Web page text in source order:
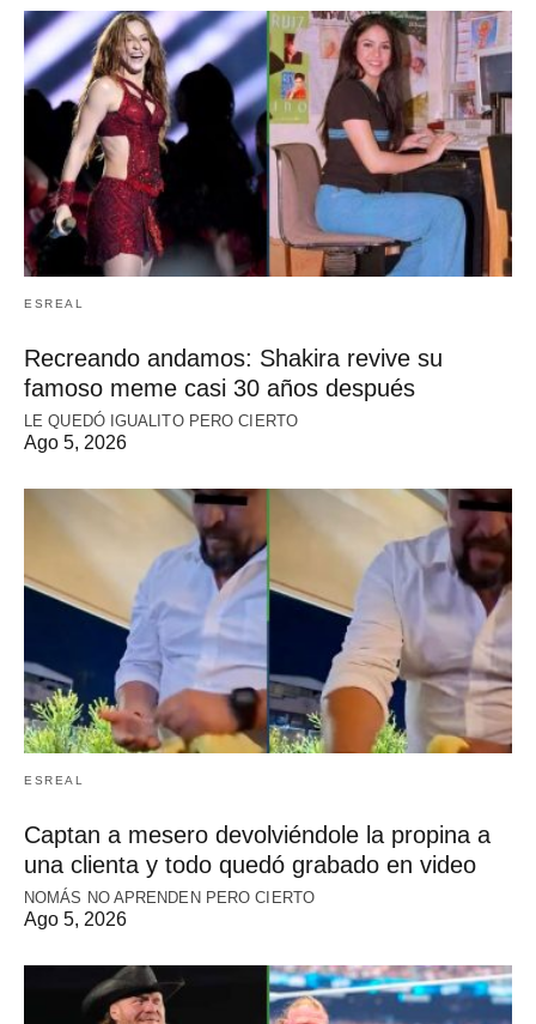
ESREAL
Recreando andamos: Shakira revive su
famoso meme casi 30 años después
LE QUEDÓ IGUALITO PERO CIERTO
Ago 5, 2026
ESREAL
Captan a mesero devolviéndole la propina a
una clienta y todo quedó grabado en video
NOMÁS NO APRENDEN PERO CIERTO
Ago 5, 2026